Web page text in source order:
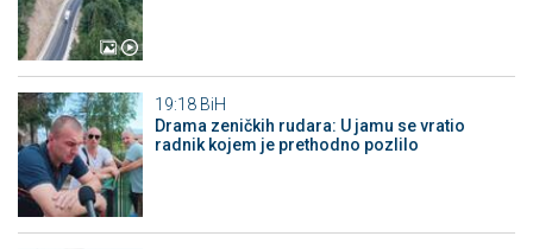
19:18 BiH
Drama zeničkih rudara: U jamu se vratio
radnik kojem je prethodno pozlilo